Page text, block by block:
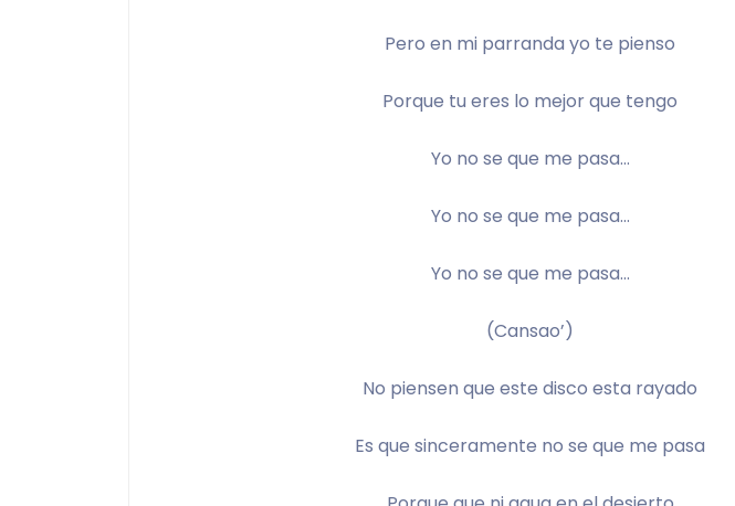
Pero en mi parranda yo te pienso
Porque tu eres lo mejor que tengo
Yo no se que me pasa…
Yo no se que me pasa…
Yo no se que me pasa…
(Cansao’)
No piensen que este disco esta rayado
Es que sinceramente no se que me pasa